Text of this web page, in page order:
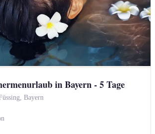
in Bayern - 5 Tage
Bayern